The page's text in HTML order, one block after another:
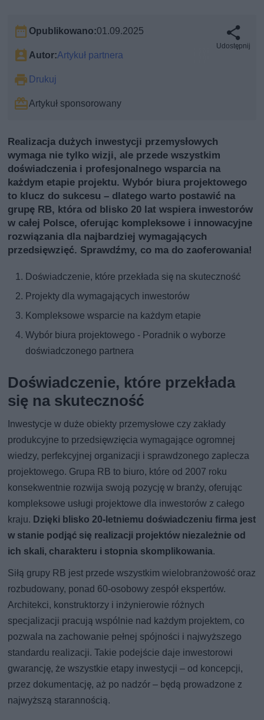
Opublikowano:01.09.2025
Autor:Artykuł partnera
Drukuj
Artykuł sponsorowany
Udostępnij
Realizacja dużych inwestycji przemysłowych
wymaga nie tylko wizji, ale przede wszystkim
doświadczenia i profesjonalnego wsparcia na
każdym etapie projektu. Wybór biura projektowego
to klucz do sukcesu – dlatego warto postawić na
grupę RB, która od blisko 20 lat wspiera inwestorów
w całej Polsce, oferując kompleksowe i innowacyjne
rozwiązania dla najbardziej wymagających
przedsięwzięć. Sprawdźmy, co ma do zaoferowania!
Doświadczenie, które przekłada się na skuteczność
Projekty dla wymagających inwestorów
Kompleksowe wsparcie na każdym etapie
Wybór biura projektowego - Poradnik o wyborze
doświadczonego partnera
Doświadczenie, które przekłada
się na skuteczność
Inwestycje w duże obiekty przemysłowe czy zakłady
produkcyjne to przedsięwzięcia wymagające ogromnej
wiedzy, perfekcyjnej organizacji i sprawdzonego zaplecza
projektowego. Grupa RB to biuro, które od 2007 roku
konsekwentnie rozwija swoją pozycję w branży, oferując
kompleksowe usługi projektowe dla inwestorów z całego
kraju. Dzięki blisko 20-letniemu doświadczeniu firma jest
w stanie podjąć się realizacji projektów niezależnie od
ich skali, charakteru i stopnia skomplikowania.
Siłą grupy RB jest przede wszystkim wielobranżowość oraz
rozbudowany, ponad 60-osobowy zespół ekspertów.
Architekci, konstruktorzy i inżynierowie różnych
specjalizacji pracują wspólnie nad każdym projektem, co
pozwala na zachowanie pełnej spójności i najwyższego
standardu realizacji. Takie podejście daje inwestorowi
gwarancję, że wszystkie etapy inwestycji – od koncepcji,
przez dokumentację, aż po nadzór – będą prowadzone z
najwyższą starannością.